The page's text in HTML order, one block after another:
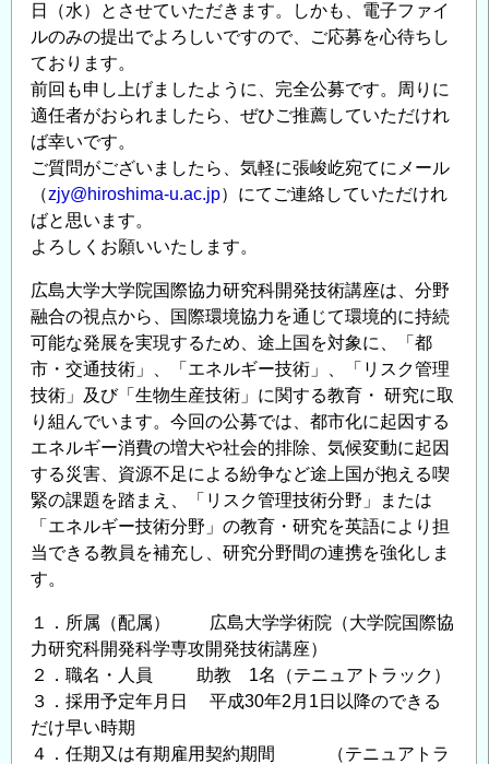
日（水）とさせていただきます。しかも、電子ファイ
ルのみの提出でよろしいですので、ご応募を心待ちし
ております。
前回も申し上げましたように、完全公募です。周りに
適任者がおられましたら、ぜひご推薦していただけれ
ば幸いです。
ご質問がございましたら、気軽に張峻屹宛てにメール
（zjy@hiroshima-u.ac.jp）にてご連絡していただけれ
ばと思います。
よろしくお願いいたします。
広島大学大学院国際協力研究科開発技術講座は、分野
融合の視点から、国際環境協力を通じて環境的に持続
可能な発展を実現するため、途上国を対象に、「都
市・交通技術」、「エネルギー技術」、「リスク管理
技術」及び「生物生産技術」に関する教育・ 研究に取
り組んでいます。今回の公募では、都市化に起因する
エネルギー消費の増大や社会的排除、気候変動に起因
する災害、資源不足による紛争など途上国が抱える喫
緊の課題を踏まえ、「リスク管理技術分野」または
「エネルギー技術分野」の教育・研究を英語により担
当できる教員を補充し、研究分野間の連携を強化しま
す。
１．所属（配属） 広島大学学術院（大学院国際協
力研究科開発科学専攻開発技術講座）
２．職名・人員 助教 1名（テニュアトラック）
３．採用予定年月日 平成30年2月1日以降のできる
だけ早い時期
４．任期又は有期雇用契約期間 （テニュアトラ